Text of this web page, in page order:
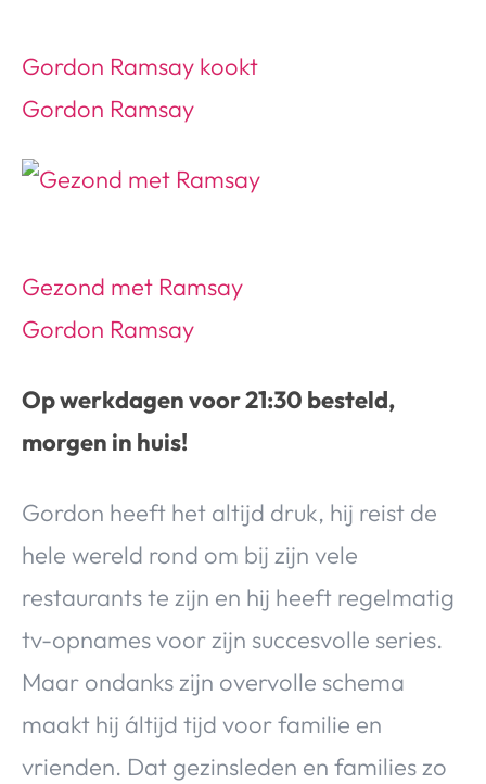
Gordon Ramsay kookt
Gordon Ramsay
Gezond met Ramsay
Gordon Ramsay
Op werkdagen voor 21:30 besteld,
morgen in huis!
Gordon heeft het altijd druk, hij reist de
hele wereld rond om bij zijn vele
restaurants te zijn en hij heeft regelmatig
tv-opnames voor zijn succesvolle series.
Maar ondanks zijn overvolle schema
maakt hij áltijd tijd voor familie en
vrienden. Dat gezinsleden en families zo